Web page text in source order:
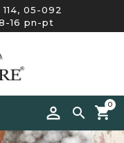
05-092
16 pn-pt

0